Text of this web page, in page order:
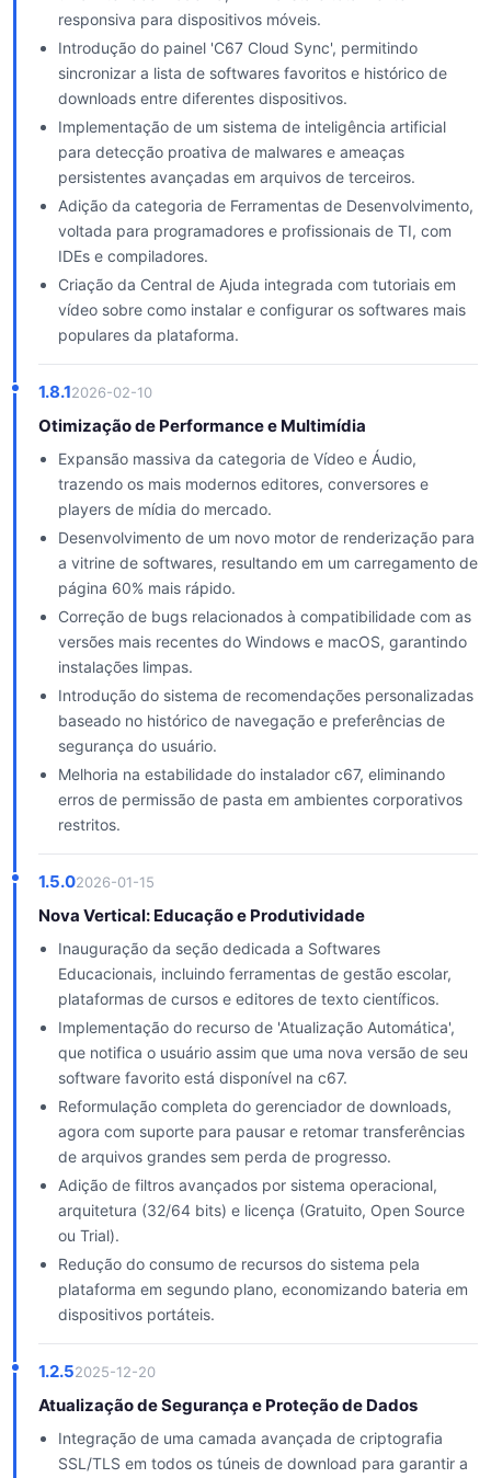
responsiva para dispositivos móveis.
Introdução do painel 'C67 Cloud Sync', permitindo
sincronizar a lista de softwares favoritos e histórico de
downloads entre diferentes dispositivos.
Implementação de um sistema de inteligência artificial
para detecção proativa de malwares e ameaças
persistentes avançadas em arquivos de terceiros.
Adição da categoria de Ferramentas de Desenvolvimento,
voltada para programadores e profissionais de TI, com
IDEs e compiladores.
Criação da Central de Ajuda integrada com tutoriais em
vídeo sobre como instalar e configurar os softwares mais
populares da plataforma.
1.8.12026-02-10
Otimização de Performance e Multimídia
Expansão massiva da categoria de Vídeo e Áudio,
trazendo os mais modernos editores, conversores e
players de mídia do mercado.
Desenvolvimento de um novo motor de renderização para
a vitrine de softwares, resultando em um carregamento de
página 60% mais rápido.
Correção de bugs relacionados à compatibilidade com as
versões mais recentes do Windows e macOS, garantindo
instalações limpas.
Introdução do sistema de recomendações personalizadas
baseado no histórico de navegação e preferências de
segurança do usuário.
Melhoria na estabilidade do instalador c67, eliminando
erros de permissão de pasta em ambientes corporativos
restritos.
1.5.02026-01-15
Nova Vertical: Educação e Produtividade
Inauguração da seção dedicada a Softwares
Educacionais, incluindo ferramentas de gestão escolar,
plataformas de cursos e editores de texto científicos.
Implementação do recurso de 'Atualização Automática',
que notifica o usuário assim que uma nova versão de seu
software favorito está disponível na c67.
Reformulação completa do gerenciador de downloads,
agora com suporte para pausar e retomar transferências
de arquivos grandes sem perda de progresso.
Adição de filtros avançados por sistema operacional,
arquitetura (32/64 bits) e licença (Gratuito, Open Source
ou Trial).
Redução do consumo de recursos do sistema pela
plataforma em segundo plano, economizando bateria em
dispositivos portáteis.
1.2.52025-12-20
Atualização de Segurança e Proteção de Dados
Integração de uma camada avançada de criptografia
SSL/TLS em todos os túneis de download para garantir a